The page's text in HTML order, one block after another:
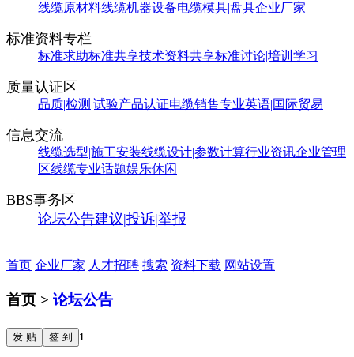
线缆原材料线缆机器设备电缆模具|盘具企业厂家
标准资料专栏
标准求助标准共享技术资料共享标准讨论|培训学习
质量认证区
品质|检测|试验产品认证电缆销售专业英语|国际贸易
信息交流
线缆选型|施工安装线缆设计|参数计算行业资讯企业管理
区线缆专业话题娱乐休闲
BBS事务区
论坛公告建议|投诉|举报
首页 企业厂家 人才招聘 搜索 资料下载 网站设置
首页 > 论坛公告
发 贴 签 到 1